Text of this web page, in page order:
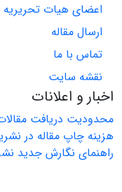
اعضای هیات تحریریه
ارسال مقاله
تماس با ما
نقشه سایت
اخبار و اعلانات
محدودیت دریافت
هزینه چاپ مقاله در
راهنمای نگارش جدید